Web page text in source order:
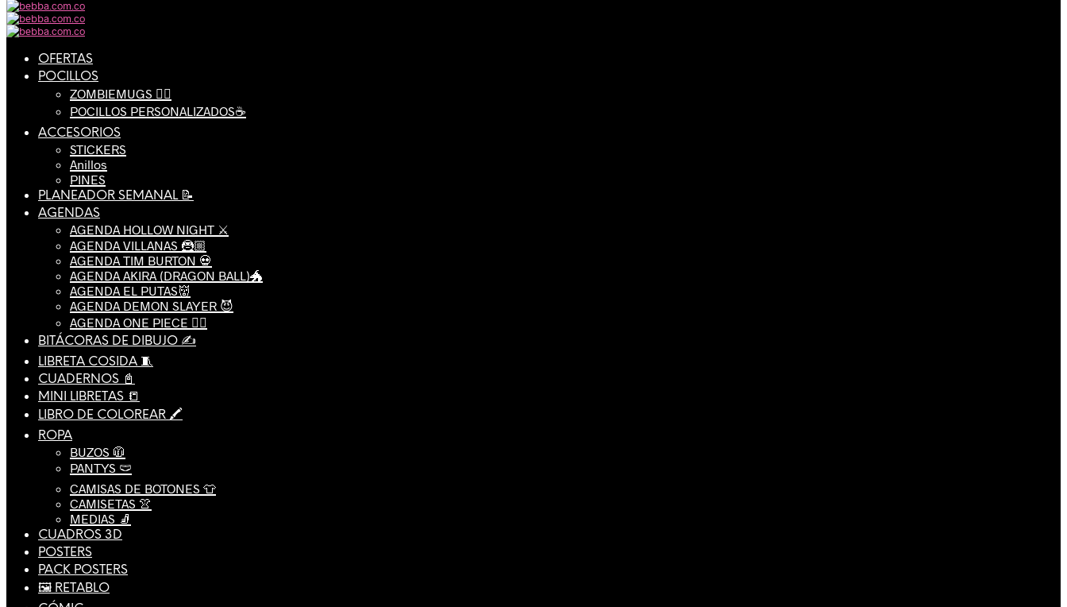
OFERTAS
POCILLOS
ZOMBIEMUGS 🧟‍♂️
POCILLOS PERSONALIZADOS☕️
ACCESORIOS
STICKERS
Anillos
PINES
PLANEADOR SEMANAL 📝
AGENDAS
AGENDA HOLLOW NIGHT ⚔️
AGENDA VILLANAS 🦹🏼
AGENDA TIM BURTON 💀
AGENDA AKIRA (DRAGON BALL)🐲
AGENDA EL PUTAS👹
AGENDA DEMON SLAYER 😈
AGENDA ONE PIECE 🏴‍☠️
BITÁCORAS DE DIBUJO ✍️
LIBRETA COSIDA 🧵
CUADERNOS 📓
MINI LIBRETAS 📒
LIBRO DE COLOREAR 🖍️
ROPA
BUZOS 🧥
PANTYS 🩲
CAMISAS DE BOTONES 👕
CAMISETAS 👚
MEDIAS 🧦
CUADROS 3D
POSTERS
PACK POSTERS
🖼️ RETABLO